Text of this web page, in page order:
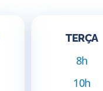
TERÇA
8h
10h